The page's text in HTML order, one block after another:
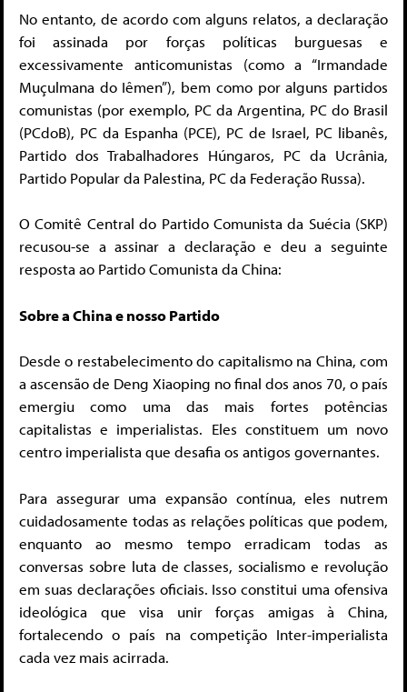
No entanto, de acordo com alguns relatos, a declaração
foi assinada por forças políticas burguesas e
excessivamente anticomunistas (como a “Irmandade
Muçulmana do Iêmen”), bem como por alguns partidos
comunistas (por exemplo, PC da Argentina, PC do Brasil
(PCdoB), PC da Espanha (PCE), PC de Israel, PC libanês,
Partido dos Trabalhadores Húngaros, PC da Ucrânia,
Partido Popular da Palestina, PC da Federação Russa).
O Comitê Central do Partido Comunista da Suécia (SKP)
recusou-se a assinar a declaração e deu a seguinte
resposta ao Partido Comunista da China:
Sobre a China e nosso Partido
Desde o restabelecimento do capitalismo na China, com
a ascensão de Deng Xiaoping no final dos anos 70, o país
emergiu como uma das mais fortes potências
capitalistas e imperialistas. Eles constituem um novo
centro imperialista que desafia os antigos governantes.
Para assegurar uma expansão contínua, eles nutrem
cuidadosamente todas as relações políticas que podem,
enquanto ao mesmo tempo erradicam todas as
conversas sobre luta de classes, socialismo e revolução
em suas declarações oficiais. Isso constitui uma ofensiva
ideológica que visa unir forças amigas à China,
fortalecendo o país na competição Inter-imperialista
cada vez mais acirrada.